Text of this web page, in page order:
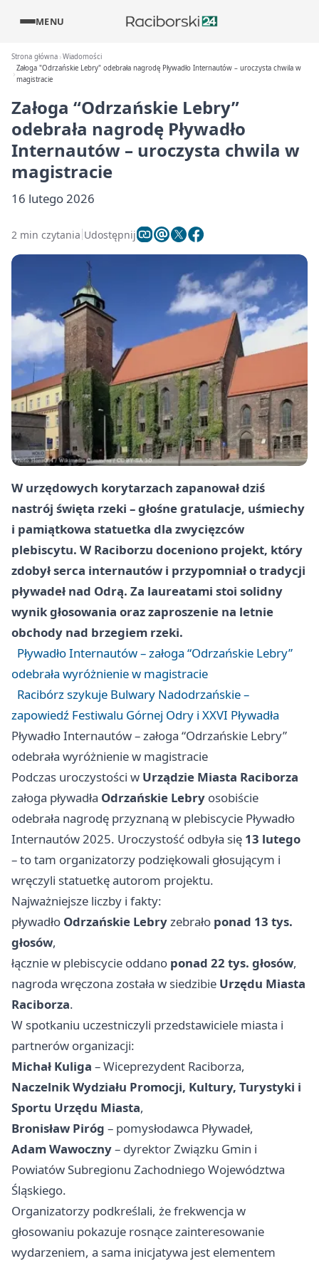
MENU
Strona główna Wiadomości
Załoga "Odrzańskie Lebry" odebrała nagrodę Pływadło Internautów – uroczysta chwila w
magistracie
Załoga “Odrzańskie Lebry”
odebrała nagrodę Pływadło
Internautów – uroczysta chwila w
magistracie
16 lutego 2026
2 min czytania Udostępnij
W urzędowych korytarzach zapanował dziś
nastrój święta rzeki – głośne gratulacje, uśmiechy
i pamiątkowa statuetka dla zwycięzców
plebiscytu. W Raciborzu doceniono projekt, który
zdobył serca internautów i przypomniał o tradycji
pływadeł nad Odrą. Za laureatami stoi solidny
wynik głosowania oraz zaproszenie na letnie
obchody nad brzegiem rzeki.
Pływadło Internautów – załoga “Odrzańskie Lebry”
odebrała wyróżnienie w magistracie
Racibórz szykuje Bulwary Nadodrzańskie –
zapowiedź Festiwalu Górnej Odry i XXVI Pływadła
Pływadło Internautów – załoga “Odrzańskie Lebry”
odebrała wyróżnienie w magistracie
Podczas uroczystości w Urządzie Miasta Raciborza
załoga pływadła Odrzańskie Lebry osobiście
odebrała nagrodę przyznaną w plebiscycie Pływadło
Internautów 2025. Uroczystość odbyła się 13 lutego
– to tam organizatorzy podziękowali głosującym i
wręczyli statuetkę autorom projektu.
Najważniejsze liczby i fakty:
pływadło Odrzańskie Lebryzebrało ponad 13 tys.
głosów,
łącznie w plebiscycie oddano ponad 22 tys. głosów,
nagroda wręczona została w siedzibie Urzędu Miasta
Raciborza.
W spotkaniu uczestniczyli przedstawiciele miasta i
partnerów organizacji:
Michał Kuliga – Wiceprezydent Raciborza,
Naczelnik Wydziału Promocji, Kultury, Turystyki i
Sportu Urzędu Miasta,
Bronisław Piróg – pomysłodawca Pływadeł,
Adam Wawoczny– dyrektor Związku Gmin i
Powiatów Subregionu Zachodniego Województwa
Śląskiego.
Organizatorzy podkreślali, że frekwencja w
głosowaniu pokazuje rosnące zainteresowanie
wydarzeniem, a sama inicjatywa jest elementem